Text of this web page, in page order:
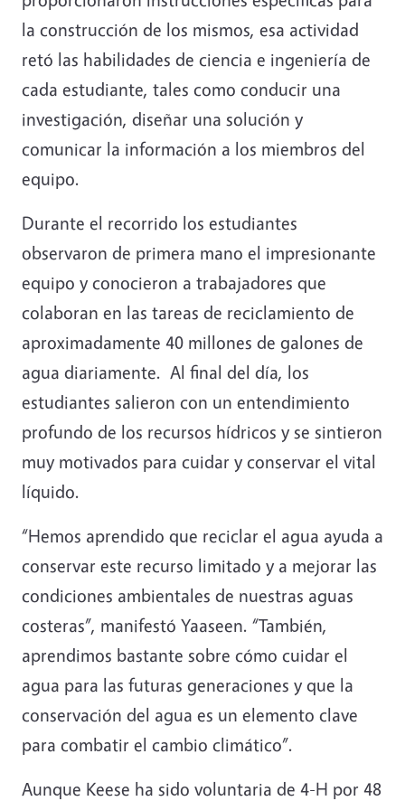
la construcción de los mismos, esa actividad
retó las habilidades de ciencia e ingeniería de
cada estudiante, tales como conducir una
investigación, diseñar una solución y
comunicar la información a los miembros del
equipo.
Durante el recorrido los estudiantes
observaron de primera mano el impresionante
equipo y conocieron a trabajadores que
colaboran en las tareas de reciclamiento de
aproximadamente 40 millones de galones de
agua diariamente. Al final del día, los
estudiantes salieron con un entendimiento
profundo de los recursos hídricos y se sintieron
muy motivados para cuidar y conservar el vital
líquido.
“Hemos aprendido que reciclar el agua ayuda a
conservar este recurso limitado y a mejorar las
condiciones ambientales de nuestras aguas
costeras”, manifestó Yaaseen. “También,
aprendimos bastante sobre cómo cuidar el
agua para las futuras generaciones y que la
conservación del agua es un elemento clave
para combatir el cambio climático”.
Aunque Keese ha sido voluntaria de 4-H por 48